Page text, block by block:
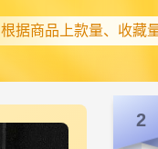
根据商品上款量、收藏
2